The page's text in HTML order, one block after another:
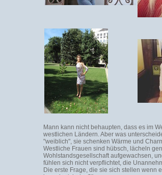
Mann kann nicht behaupten, dass es im
westlichen Ländern. Aber was
"weiblich", sie schenken Wärme und
Westliche Frauen sind hübsch, lächeln
Wohlstandsgesellschaft aufgewachsen,
fühlen sich nicht verpflichtet, die
Die erste Frage, die sie sich stellen wenn